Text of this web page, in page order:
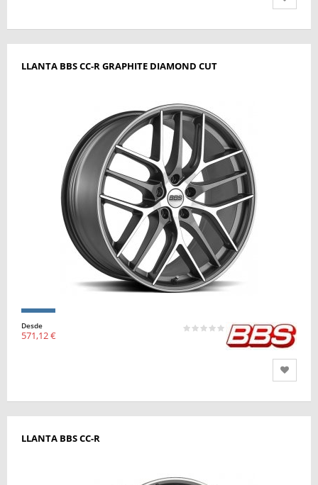
LLANTA BBS CC-R GRAPHITE DIAMOND CUT
Desde
571,12 €
LLANTA BBS CC-R